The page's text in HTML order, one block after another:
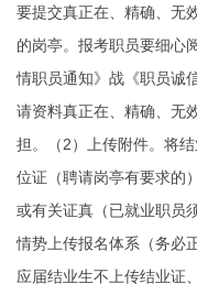
要提交真正在、精确、无
的岗亭。报考职员要细心
情职员通知》战《职员诚
请资料真正在、精确、无
担。（2）上传附件。将
位证（聘请岗亭有要求的
或有关证真（已就业职员
情势上传报名体系（务必
应届结业生不上传结业证